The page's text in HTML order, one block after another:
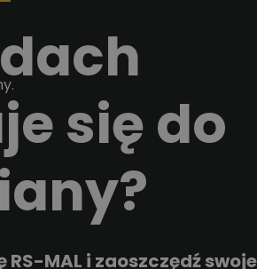
się do
RS-MAL i zaoszczędź swoje